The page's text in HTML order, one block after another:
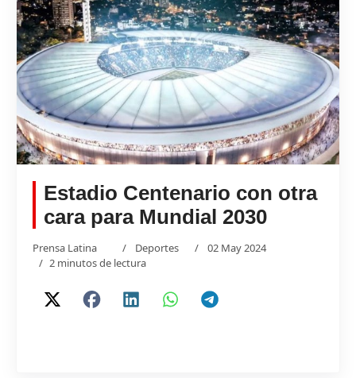
Estadio Centenario con otra
cara para Mundial 2030
Prensa Latina Deportes
02 May 2024
2 minutos de lectura